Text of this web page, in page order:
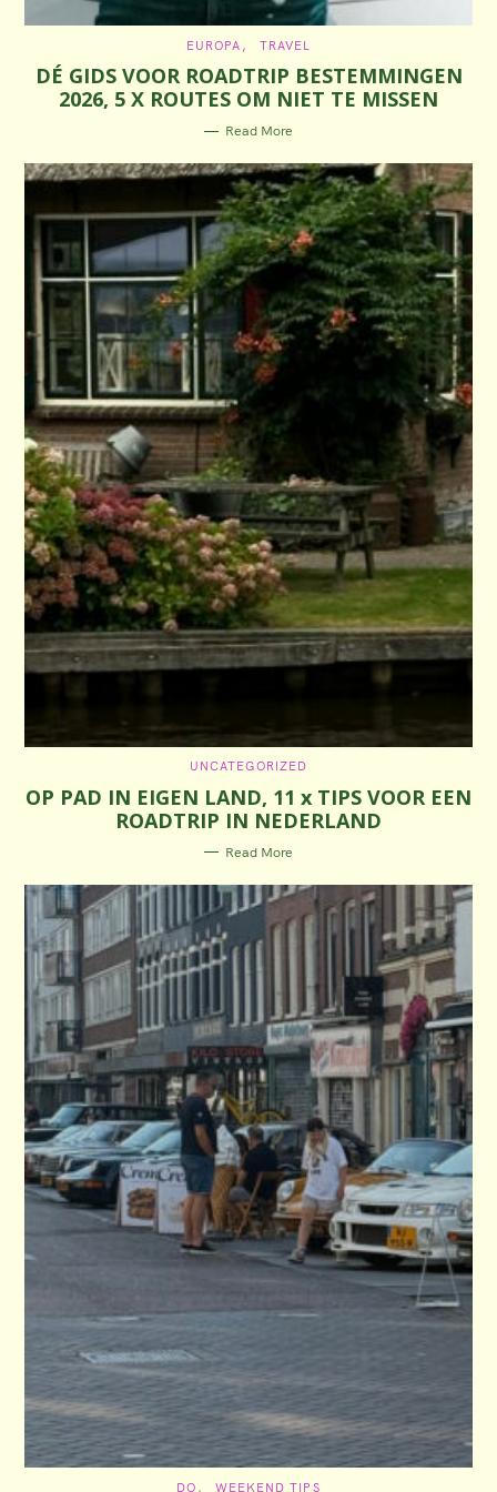
T
E
G
O
R
I
S
EUROPA TRAVEL
DÉ GIDS VOOR ROADTRIP BESTEMMINGEN
2026, 5 X ROUTES OM NIET TE MISSEN
Read More
C
T
E
G
O
R
I
S
UNCATEGORIZED
OP PAD IN EIGEN LAND, 11 x TIPS VOOR EEN
ROADTRIP IN NEDERLAND
Read More
C
DO WEEKEND TIPS